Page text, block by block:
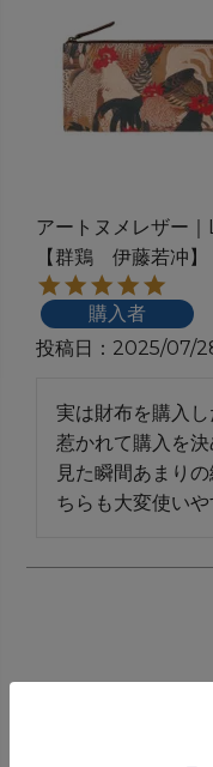
アートヌメレザー
【群鶏 伊藤若冲】
購入者
投稿日
2025/07/
実は財布を購入
惹かれて購入を決
見た瞬間あまり
ちらも大変使い